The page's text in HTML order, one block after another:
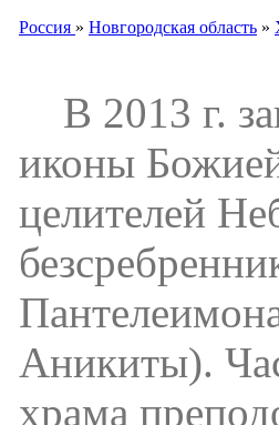
Россия » Новгородская область »
В 2013 г.
иконы
целителей
Аникиты).
храма